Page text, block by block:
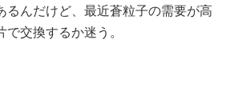
るんだけど、最近蒼粒子の需要が高
交換するか迷う。